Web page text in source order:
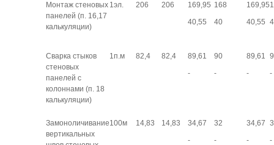
Монтаж стеновых
панелей (п. 16,17
калькуляции)
1эл. 206 206
169,95
40,55
168
40
169,95
40,55
Сварка стыков
стеновых
панелей с
колоннами (п. 18
калькуляции)
1п.м 82,4 82,4
89,61
-
90
-
89,61
-
-
Замоноличивание
вертикальных
100м 14,83 14,83
34,67
-
32
-
34,67
-
-